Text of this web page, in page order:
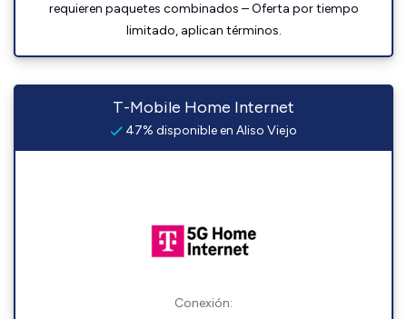
requieren paquetes combinados – Oferta por tiempo
limitado, aplican términos.
T-Mobile Home Internet
47% disponible en Aliso Viejo
Conexión: